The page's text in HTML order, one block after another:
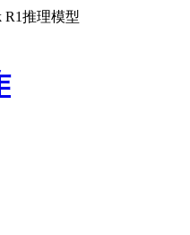
R1推理模型